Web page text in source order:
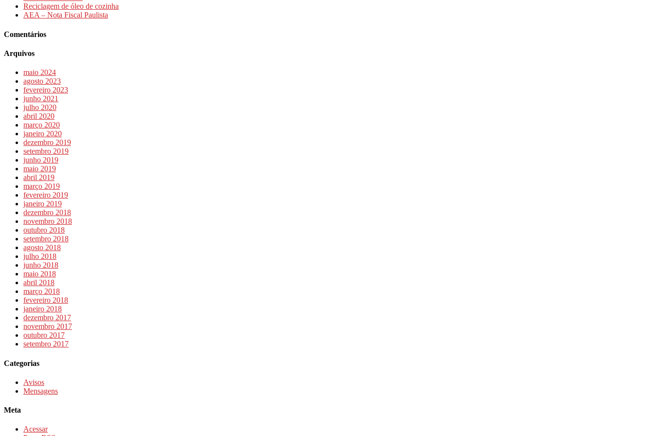
Reciclagem de óleo de cozinha
AEA – Nota Fiscal Paulista
Comentários
Arquivos
maio 2024
agosto 2023
fevereiro 2023
junho 2021
julho 2020
abril 2020
março 2020
janeiro 2020
dezembro 2019
setembro 2019
junho 2019
maio 2019
abril 2019
março 2019
fevereiro 2019
janeiro 2019
dezembro 2018
novembro 2018
outubro 2018
setembro 2018
agosto 2018
julho 2018
junho 2018
maio 2018
abril 2018
março 2018
fevereiro 2018
janeiro 2018
dezembro 2017
novembro 2017
outubro 2017
setembro 2017
Categorias
Avisos
Mensagens
Meta
Acessar